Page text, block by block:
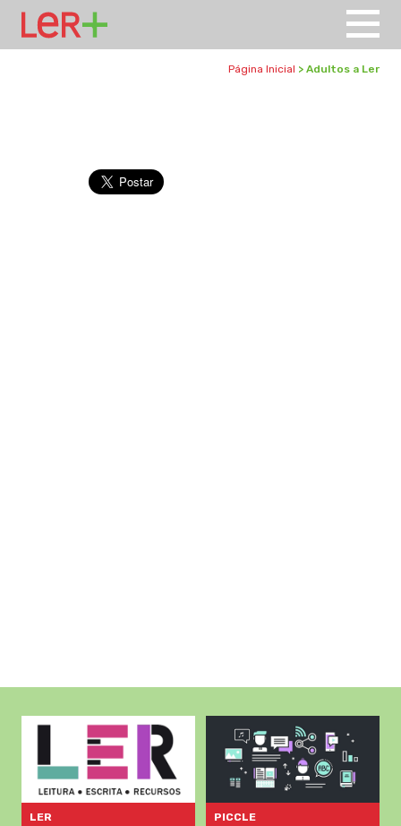
Página Inicial > Adultos a Ler
LER PICCLE